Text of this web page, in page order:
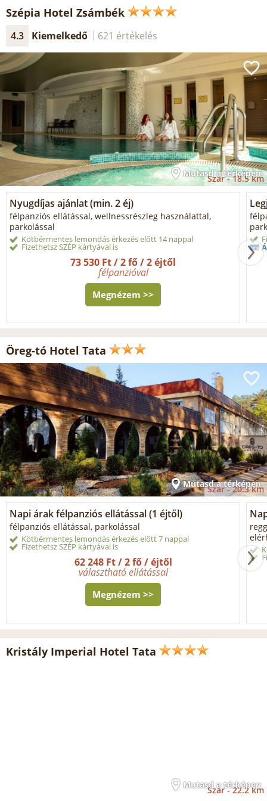
Szépia Hotel Zsámbék
4.3 Kiemelkedő 621 értékelés
Mutasd a térképen
Szár -18.5 km
Nyugdíjas ajánlat (min. 2 éj)
félpanziós ellátással, wellnessrészleg használattal,
parkolással
Kötbérmentes lemondás érkezés előtt 14 nappal
Fizethetsz SZÉP kártyával is
73 530 Ft / 2 fő / 2 éjtől
félpanzióval
Megnézem >>
Öreg-tó Hotel Tata
Mutasd a térképen
Szár -20.3 km
Napi árak félpanziós ellátással (1 éjtől)
félpanziós ellátással, parkolással
Kötbérmentes lemondás érkezés előtt 7 nappal
Fizethetsz SZÉP kártyával is
62 248 Ft / 2 fő / éjtől
választható ellátással
Megnézem >>
Kristály Imperial Hotel Tata
Mutasd a térképen
Szár -22.2 km